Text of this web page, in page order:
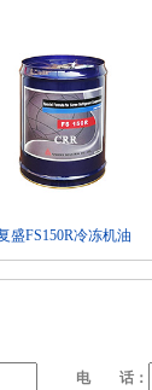
盛FS150R冷冻机油
电 话：